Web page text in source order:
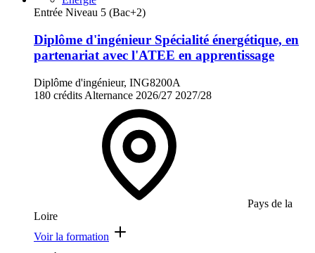
Entrée Niveau 5 (Bac+2)
Diplôme d'ingénieur Spécialité énergétique, en
partenariat avec l'ATEE en apprentissage
Diplôme d'ingénieur, ING8200A
180 crédits Alternance 2026/27 2027/28
Pays de la
Loire
Voir la formation